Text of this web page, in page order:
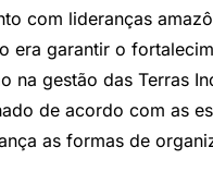
com lideranças
era garantir o
na gestão das Terras
de acordo com as
as formas de